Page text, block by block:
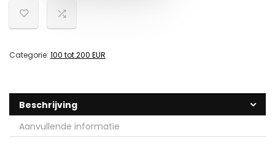
Categorie: 100 tot 200 EUR
Beschrijving
Aanvullende informatie